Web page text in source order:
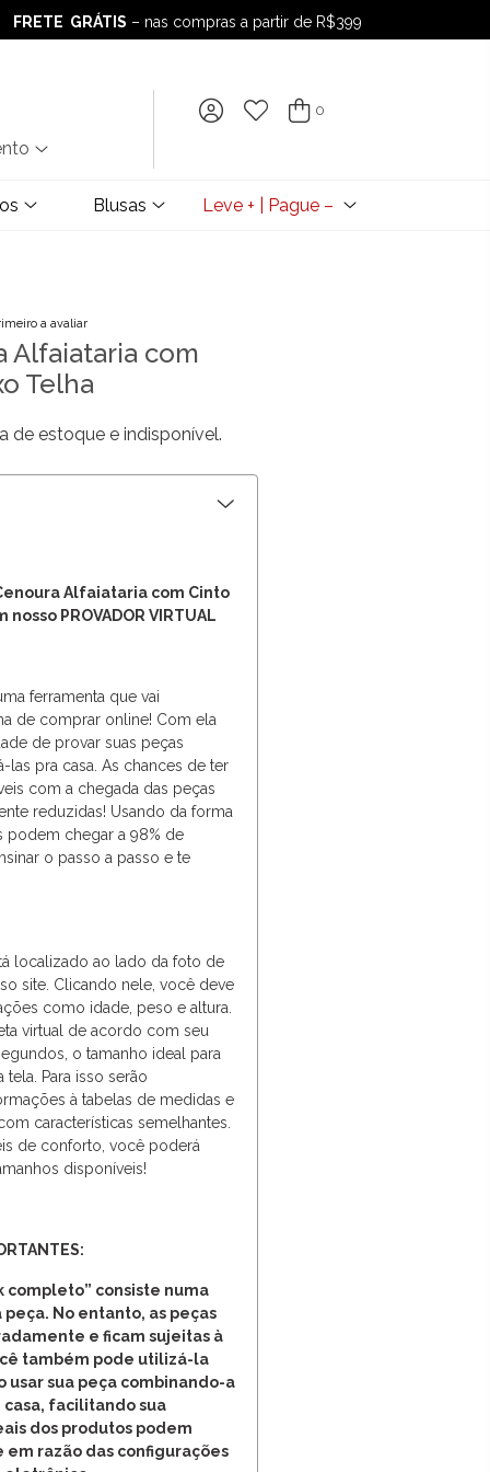
FRETE GRÁTIS – nas compras a partir de R$399
FRETE GRÁTIS– nas compras a partir de R$399
0
Blusas Leve + | Pague –
a avaliar
Alfaiataria com
Telha
de estoque e indisponível.
Alfaiataria com Cinto
PROVADOR VIRTUAL
ferramenta que vai
de comprar online! Com ela
de provar suas peças
las pra casa. As chances de ter
com a chegada das peças
reduzidas! Usando da forma
podem chegar a 98% de
o passo a passo e te
localizado ao lado da foto de
site. Clicando nele, você deve
como idade, peso e altura.
virtual de acordo com seu
o tamanho ideal para
Para isso serão
à tabelas de medidas e
características semelhantes.
de conforto, você poderá
disponíveis!
completo” consiste numa
No entanto, as peças
e ficam sujeitas à
também pode utilizá-la
usar sua peça combinando-a
casa, facilitando sua
dos produtos podem
razão das configurações